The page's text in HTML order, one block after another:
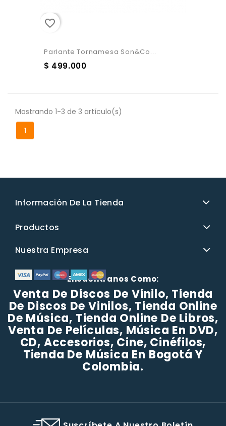
favorite_border
Parlante Tornamesa Son&co...
$ 499.000
Mostrando 1-3 de 3 artículo(s)
1
Información De La Tienda
Productos
Nuestra Empresa
Encuéntranos Como:
Venta De Discos De Vinilo, Tienda
De Discos De Vinilos, Tienda Online
De Música, Tienda Online De Libros,
Venta De Películas, Música En DVD,
CD, Accesorios, Cine, Cinéfilos,
Tienda De Música En Bogotá Y
Colombia.